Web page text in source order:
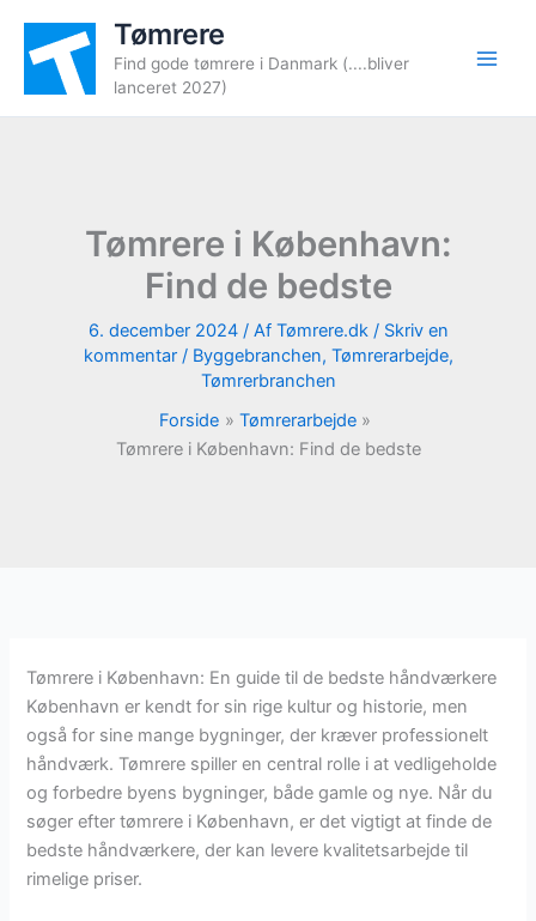
indholdet
Tømrere
Find gode tømrere i Danmark (....bliver
lanceret 2027)
Tømrere i København:
Find de bedste
6. december 2024 / Af Tømrere.dk / Skriv en
kommentar / Byggebranchen, Tømrerarbejde,
Tømrerbranchen
Forside
Tømrerarbejde
Tømrere i København: Find de bedste
Tømrere i København: En guide til de bedste håndværkere
København er kendt for sin rige kultur og historie, men
også for sine mange bygninger, der kræver professionelt
håndværk. Tømrere spiller en central rolle i at vedligeholde
og forbedre byens bygninger, både gamle og nye. Når du
søger efter tømrere i København, er det vigtigt at finde de
bedste håndværkere, der kan levere kvalitetsarbejde til
rimelige priser.